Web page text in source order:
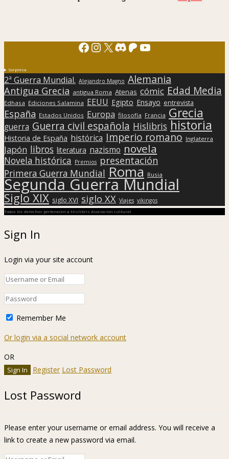
Facebook
Instagram
X Discord
Patreon
YouTube
Sorpresa
2ª Guerra Mundial. Alejandro Magno Alemania
Antigua Grecia antigua Roma Atenas cómic Edad Media
Edhasa Ediciones Salamina EEUU Egipto Ensayo entrevista
España Estados Unidos Europa filosofía Francia Grecia
guerra Guerra civil española Hislibris historia
Historia de España histórica Imperio romano Inglaterra
Japón libros literatura nazismo novela
Novela histórica Premios presentación
Primera Guerra Mundial Roma Rusia
Segunda Guerra Mundial
Siglo XIX siglo XVI siglo XX Viajes vikingos
Todos los derechos pertenecen a Hislibris Asociación cultural
Sign In
Login via your site account
Remember Me
Or login via a social network account
OR
Register Lost Password
Lost Password
Please enter your username or email address. You will receive a
link to create a new password via email.